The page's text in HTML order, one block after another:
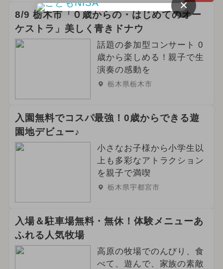
8/9 栃木市「０歳からの・はじめてのオー
ケストラ」美しく青きドナウ
話題の参加型コンサート 0
歳から楽しめる！親子で生
演奏の感動を
栃木県栃木市
入園無料でコスパ最強！0歳からできる遊
園地デビュー♪
小さなお子様から小学生以
上も多彩なアトラクション
を親子で満喫
栃木県宇都宮市
入場＆駐車場無料・無休！体験メニューあ
ふれる人気牧場
高原の牧場でのんびり、食
べて、遊んで、家族の素敵
×